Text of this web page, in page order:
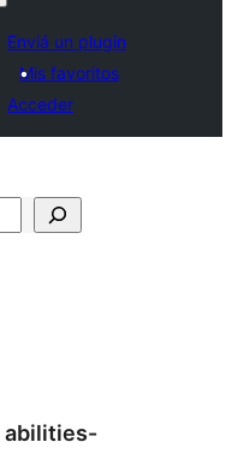
Enviá un plugin
Mis favoritos
Acceder
abilities-